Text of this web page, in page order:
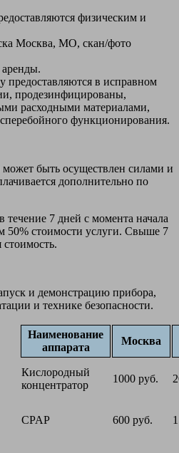
физическим и
Москва, МО, скан/фото
аренды.
предоставляются в исправном
продезинфицированы,
расходными материалами,
функционирования.
быть осуществлен силами и
дополнительно по
течение 7 дней с момента начала
50% стоимости услуги. Свыше 7
стоимость.
и демонстрацию прибора,
и технике безопасности.
Наименование
аппарата
Москва
Кислородный
концентратор
1000 руб.
CPAP 600 руб.